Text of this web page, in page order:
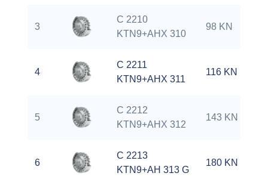
3
C 2210
KTN9+AHX 310
98 KN
4
C 2211
KTN9+AHX 311
116 KN
5
C 2212
KTN9+AHX 312
143 KN
6
C 2213
KTN9+AH 313 G
180 KN